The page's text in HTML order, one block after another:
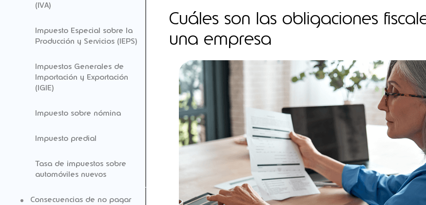
(IVA)
Impuesto Especial sobre la
Producción y Servicios (IEPS)
Impuestos Generales de
Importación y Exportación
(IGIE)
Impuesto sobre nómina
Impuesto predial
Tasa de impuestos sobre
automóviles nuevos
Consecuencias de no pagar
Cuáles son las obligaciones
una empresa